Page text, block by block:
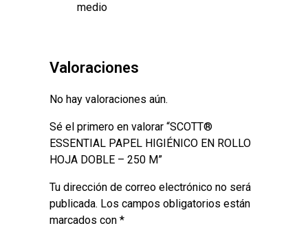
medio
Valoraciones
No hay valoraciones aún.
Sé el primero en valorar “SCOTT®
ESSENTIAL PAPEL HIGIÉNICO EN ROLLO
HOJA DOBLE – 250 M”
Tu dirección de correo electrónico no será
publicada. Los campos obligatorios están
marcados con *